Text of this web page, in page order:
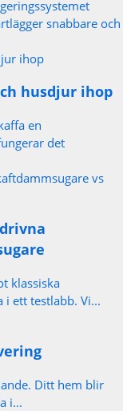
snabbare och
husdjur ihop
en
det
klassiska
i ett testlabb. Vi...
Ditt hem blir
i...